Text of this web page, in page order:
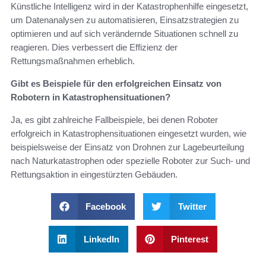
Künstliche Intelligenz wird in der Katastrophenhilfe eingesetzt,
um Datenanalysen zu automatisieren, Einsatzstrategien zu
optimieren und auf sich verändernde Situationen schnell zu
reagieren. Dies verbessert die Effizienz der
Rettungsmaßnahmen erheblich.
Gibt es Beispiele für den erfolgreichen Einsatz von
Robotern in Katastrophensituationen?
Ja, es gibt zahlreiche Fallbeispiele, bei denen Roboter
erfolgreich in Katastrophensituationen eingesetzt wurden, wie
beispielsweise der Einsatz von Drohnen zur Lagebeurteilung
nach Naturkatastrophen oder spezielle Roboter zur Such- und
Rettungsaktion in eingestürzten Gebäuden.
Facebook Twitter
LinkedIn Pinterest